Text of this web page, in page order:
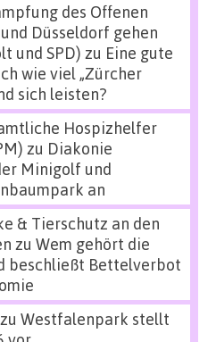
des Offenen
Düsseldorf gehen
und SPD) zu Eine gute
wie viel „Zürcher
sich leisten?
Hospizhelfer
zu Diakonie
Minigolf und
an
& Tierschutz an den
zu Wem gehört die
beschließt Bettelverbot
zu Westfalenpark stellt